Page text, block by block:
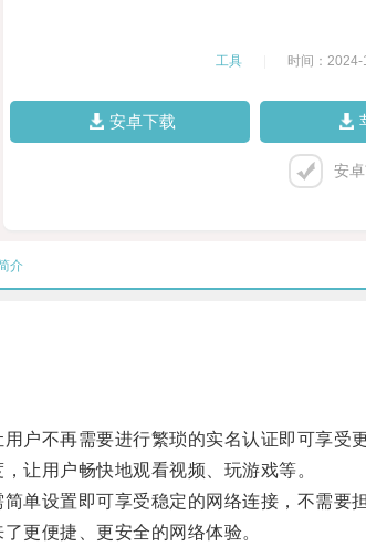
工具 时间：2024-
安卓下载
安
介
不再需要进行繁琐的实名认证即可享受更
用户畅快地观看视频、玩游戏等。
设置即可享受稳定的网络连接，不需要担
便捷、更安全的网络体验。